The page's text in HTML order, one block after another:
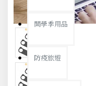
開學季用品
防疫旅遊